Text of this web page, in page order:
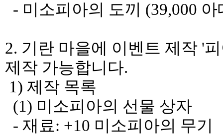
- 미소피아의 도끼 (39,000 아
2. 기란 마을에 이벤트 제작 '
제작 가능합니다.
1) 제작 목록
(1) 미소피아의 선물 상자
- 재료: +10 미소피아의 무기